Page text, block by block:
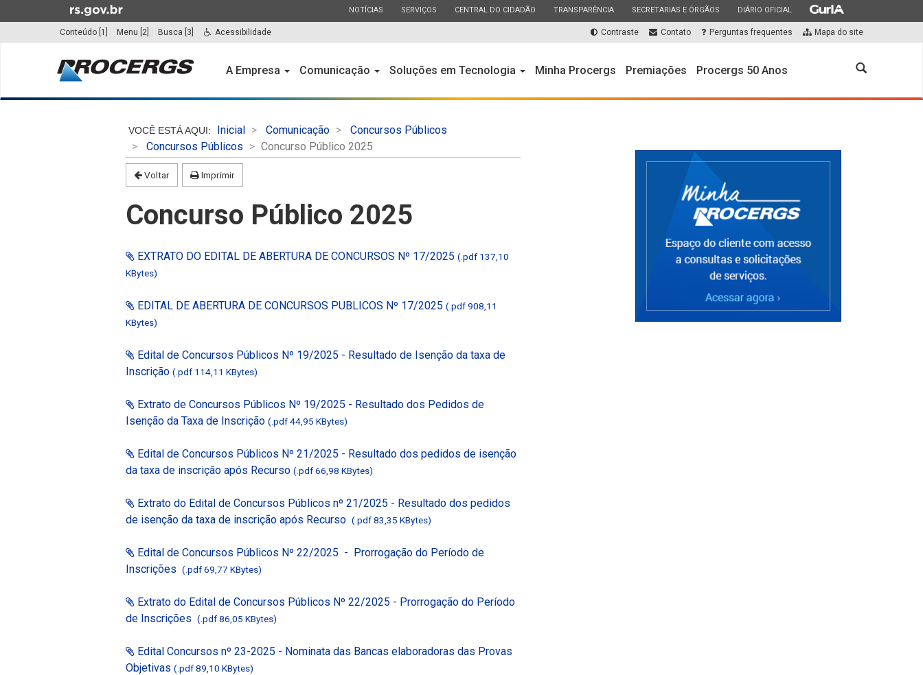
para
o
ESTADO
NOTÍCIAS ESTADO
SERVIÇOS ESTADO
CENTRAL DO CIDADÃO ESTADO
TRANSPARÊNCIA ESTADO
SECRETARIAS E ÓRGÃOS ESTADO
DIÁRIO OFICIAL ESTADO
Conteúdo [1] Menu [2] Busca [3] Acessibilidade Contraste Contato Perguntas frequentes Mapa do site
Abrir
busca
do
A Empresa Comunicação Soluções em Tecnologia Minha Procergs Premiações Procergs 50 Anos
Inicial Comunicação
Concursos Públicos
Concursos Públicos
Concurso Público 2025
Voltar Imprimir
Concurso Público 2025
EXTRATO DO EDITAL DE ABERTURA DE CONCURSOS Nº 17/2025 (.pdf 137,10
KBytes)
EDITAL DE ABERTURA DE CONCURSOS PUBLICOS Nº 17/2025 (.pdf 908,11
KBytes)
Edital de Concursos Públicos Nº 19/2025 - Resultado de Isenção da taxa de
Inscrição (.pdf 114,11 KBytes)
Extrato de Concursos Públicos Nº 19/2025 - Resultado dos Pedidos de
Isenção da Taxa de Inscrição (.pdf 44,95 KBytes)
Edital de Concursos Públicos Nº 21/2025 - Resultado dos pedidos de isenção
da taxa de inscrição após Recurso (.pdf 66,98 KBytes)
Extrato do Edital de Concursos Públicos nº 21/2025 - Resultado dos pedidos
de isenção da taxa de inscrição após Recurso (.pdf 83,35 KBytes)
Edital de Concursos Públicos Nº 22/2025 - Prorrogação do Período de
Inscrições (.pdf 69,77 KBytes)
Extrato do Edital de Concursos Públicos Nº 22/2025 - Prorrogação do Período
de Inscrições (.pdf 86,05 KBytes)
Edital Concursos nº 23-2025 - Nominata das Bancas elaboradoras das Provas
Objetivas (.pdf 89,10 KBytes)